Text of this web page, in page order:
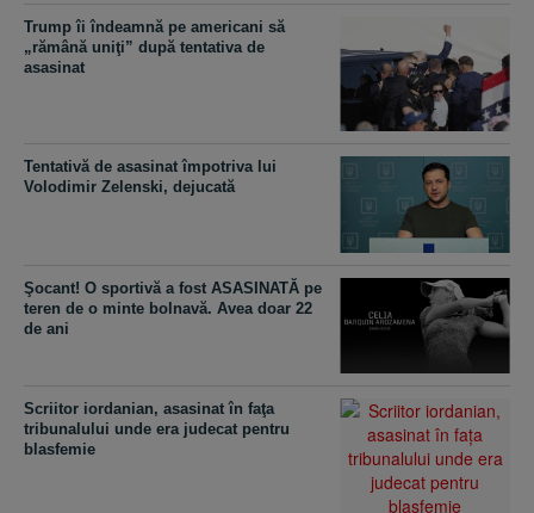
Trump îi îndeamnă pe americani să
„rămână uniţi” după tentativa de
asasinat
Tentativă de asasinat împotriva lui
Volodimir Zelenski, dejucată
Şocant! O sportivă a fost ASASINATĂ pe
teren de o minte bolnavă. Avea doar 22
de ani
Scriitor iordanian, asasinat în faţa
tribunalului unde era judecat pentru
blasfemie